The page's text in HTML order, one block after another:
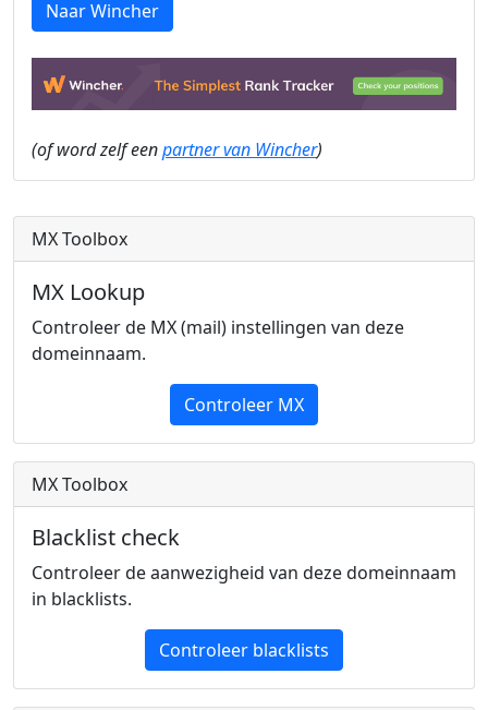
Naar Wincher
(of word zelf eenpartner van Wincher)
MX Toolbox
MX Lookup
Controleer de MX (mail) instellingen van deze
domeinnaam.
Controleer MX
MX Toolbox
Blacklist check
Controleer de aanwezigheid van deze domeinnaam
in blacklists.
Controleer blacklists